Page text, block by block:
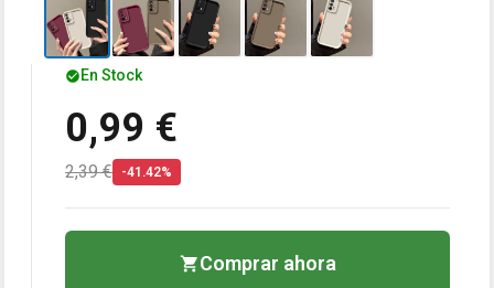
En Stock
0,99 €
2,39 € -41.42%
Comprar ahora